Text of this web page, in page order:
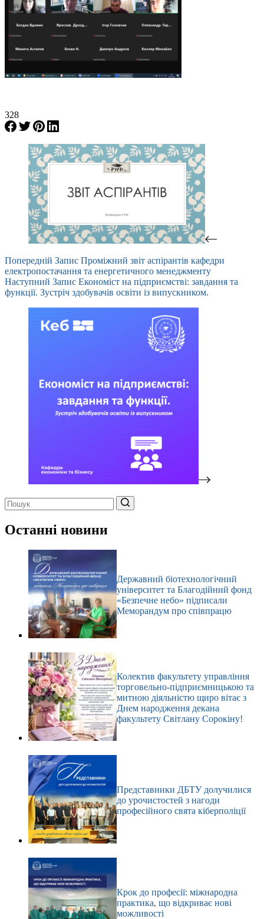
328
Попередній Запис Проміжний звіт аспірантів кафедри
електропостачання та енергетичного менеджменту
Наступний Запис Економіст на підприємстві: завдання та
функції. Зустріч здобувачів освіти із випускником.
результатів
Останні новини
Державний біотехнологічний
університет та Благодійний фонд
«Безпечне небо» підписали
Меморандум про співпрацю
Колектив факультету управління
торговельно-підприємницькою та
митною діяльністю щиро вітає з
Днем народження декана
факультету Світлану Сорокіну!
Представники ДБТУ долучилися
до урочистостей з нагоди
професійного свята кіберполіції
Крок до професії: міжнародна
практика, що відкриває нові
можливості